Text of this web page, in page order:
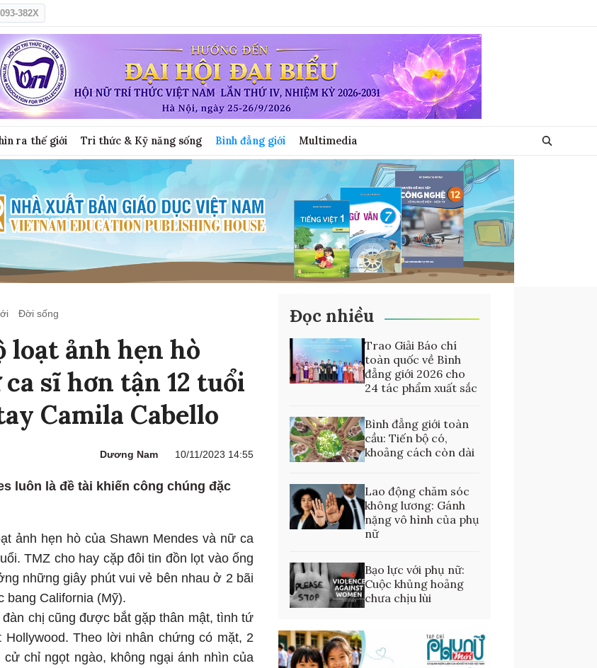
382X
ra thế giới Tri thức & Kỹ năng sống Bình đẳng giới Multimedia
Đời sống
loạt ảnh hẹn hò
sĩ hơn tận 12 tuổi
Camila Cabello
Dương Nam 10/11/2023 14:55
luôn là đề tài khiến công chúng đặc
ảnh hẹn hò của Shawn Mendes và nữ ca
TMZ cho hay cặp đôi tin đồn lọt vào ống
những giây phút vui vẻ bên nhau ở 2 bãi
bang California (Mỹ).
chị cũng được bắt gặp thân mật, tình tứ
Theo lời nhân chứng có mặt, 2
chỉ ngọt ngào, không ngại ánh nhìn của
Đọc nhiều
Trao Giải Báo chí
toàn quốc về Bình
đẳng giới 2026 cho
24 tác phẩm xuất sắc
Bình đẳng giới toàn
cầu: Tiến bộ có,
khoảng cách còn dài
Lao động chăm sóc
không lương: Gánh
nặng vô hình của phụ
nữ
Bạo lực với phụ nữ:
Cuộc khủng hoảng
chưa chịu lùi